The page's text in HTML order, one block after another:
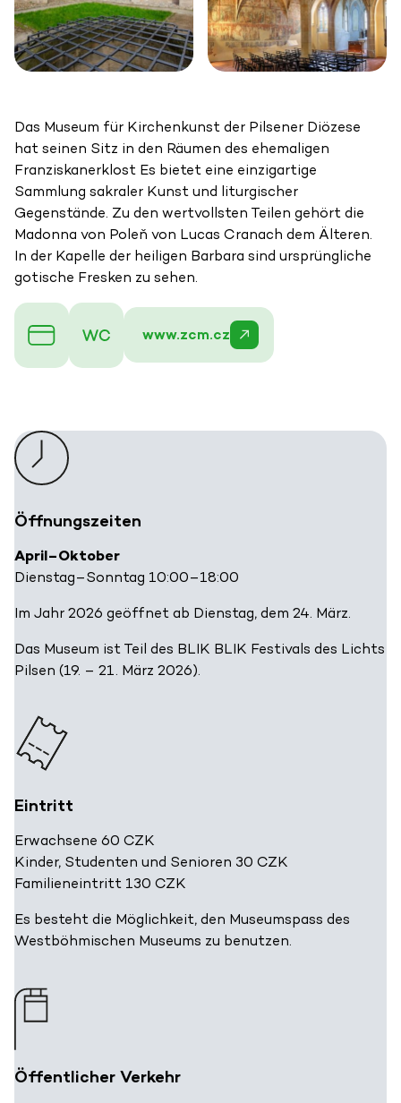
Das Museum für Kirchenkunst der Pilsener Diözese
hat seinen Sitz in den Räumen des ehemaligen
Franziskanerklost Es bietet eine einzigartige
Sammlung sakraler Kunst und liturgischer
Gegenstände. Zu den wertvollsten Teilen gehört die
Madonna von Poleň von Lucas Cranach dem Älteren.
In der Kapelle der heiligen Barbara sind ursprüngliche
gotische Fresken zu sehen.
www.zcm.cz
Öffnungszeiten
April–Oktober
Dienstag–Sonntag 10:00–18:00
Im Jahr 2026 geöffnet ab Dienstag, dem 24. März.
Das Museum ist Teil des BLIK BLIK Festivals des Lichts
Pilsen (19. – 21. März 2026).
Eintritt
Erwachsene 60 CZK
Kinder, Studenten und Senioren 30 CZK
Familieneintritt 130 CZK
Es besteht die Möglichkeit, den Museumspass des
Westböhmischen Museums zu benutzen.
Öffentlicher Verkehr